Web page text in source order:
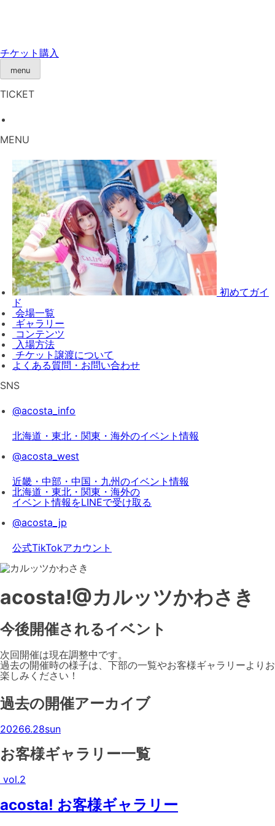
チケット購入
menu
TICKET
MENU
初めてガイ
ド
会場一覧
ギャラリー
コンテンツ
入場方法
チケット譲渡について
よくある質問・お問い合わせ
SNS
@acosta_info
北海道・東北・関東・海外のイベント情報
@acosta_west
近畿・中部・中国・九州のイベント情報
北海道・東北・関東・海外の
イベント情報をLINEで受け取る
@acosta_jp
公式TikTokアカウント
acosta!@カルッツかわさき
今後開催されるイベント
次回開催は現在調整中です。
過去の開催時の様子は、下部の一覧やお客様ギャラリーよりお
楽しみください！
過去の開催アーカイブ
20266.28sun
お客様ギャラリー一覧
vol.2
acosta! お客様ギャラリー